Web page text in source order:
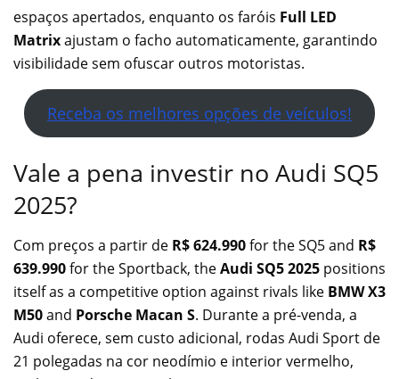
espaços apertados, enquanto os faróis Full LED
Matrixajustam o facho automaticamente, garantindo
visibilidade sem ofuscar outros motoristas.
Receba os melhores opções de veículos!
Vale a pena investir no Audi SQ5
2025?
Com preços a partir de R$ 624.990for the SQ5 and R$
639.990for the Sportback, theAudi SQ5 2025 positions
itself as a competitive option against rivals like BMW X3
M50and Porsche Macan S. Durante a pré-venda, a
Audi oferece, sem custo adicional, rodas Audi Sport de
21 polegadas na cor neodímio e interior vermelho,